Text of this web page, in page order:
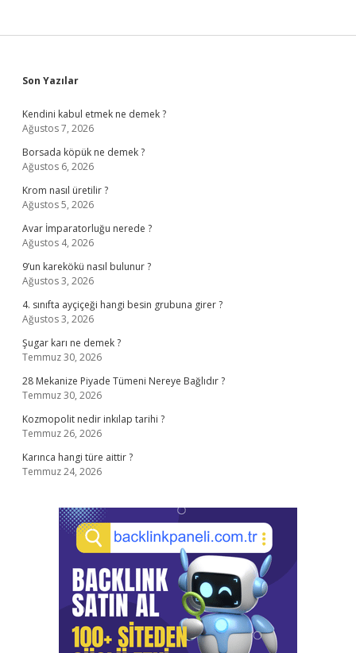
Sidebar
Son Yazılar
Kendini kabul etmek ne demek ?
Ağustos 7, 2026
Borsada köpük ne demek ?
Ağustos 6, 2026
Krom nasıl üretilir ?
Ağustos 5, 2026
Avar İmparatorluğu nerede ?
Ağustos 4, 2026
9’un karekökü nasıl bulunur ?
Ağustos 3, 2026
4. sınıfta ayçiçeği hangi besin grubuna girer ?
Ağustos 3, 2026
Şugar karı ne demek ?
Temmuz 30, 2026
28 Mekanize Piyade Tümeni Nereye Bağlıdır ?
Temmuz 30, 2026
Kozmopolit nedir inkılap tarihi ?
Temmuz 26, 2026
Karınca hangi türe aittir ?
Temmuz 24, 2026